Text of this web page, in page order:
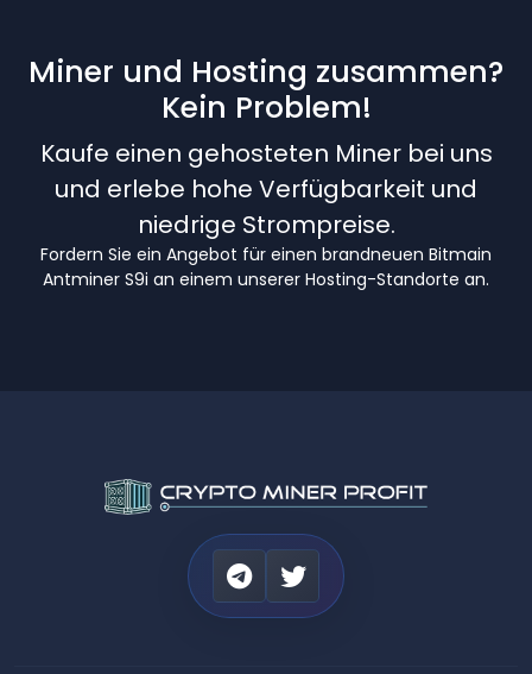
Miner und Hosting zusammen?
Kein Problem!
Kaufe einen gehosteten Miner bei uns
und erlebe hohe Verfügbarkeit und
niedrige Strompreise.
Fordern Sie ein Angebot für einen brandneuen Bitmain
Antminer S9i an einem unserer Hosting-Standorte an.